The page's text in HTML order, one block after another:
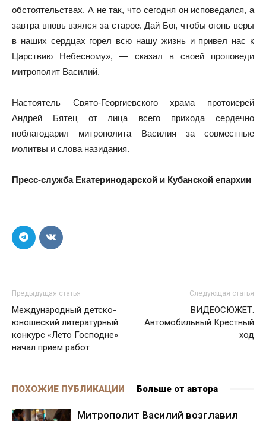
обстоятельствах. А не так, что сегодня он исповедался, а
завтра вновь взялся за старое. Дай Бог, чтобы огонь веры
в наших сердцах горел всю нашу жизнь и привел нас к
Царствию Небесному», — сказал в своей проповеди
митрополит Василий.
Настоятель Свято-Георгиевского храма протоиерей
Андрей Бятец от лица всего прихода сердечно
поблагодарил митрополита Василия за совместные
молитвы и слова назидания.
Пресс-служба Екатеринодарской и Кубанской епархии
Предыдущая статья
Международный детско-
юношеский литературный
конкурс «Лето Господне»
начал прием работ
Следующая статья
ВИДЕОСЮЖЕТ.
Автомобильный Крестный
ход
ПОХОЖИЕ ПУБЛИКАЦИИ Больше от автора
Митрополит Василий возглавил